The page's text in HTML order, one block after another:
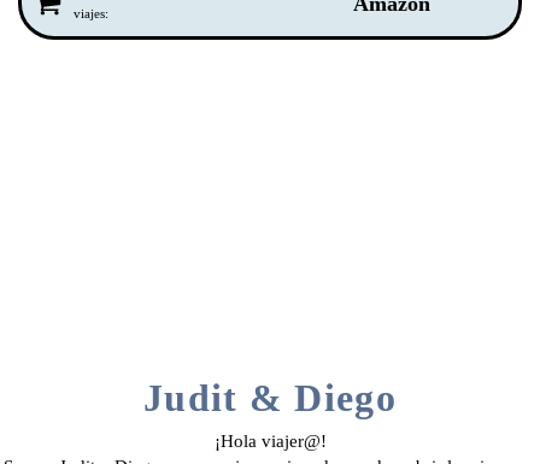
viajes:
Judit & Diego
¡Hola viajer@!